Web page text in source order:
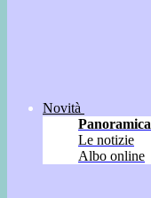
Novità
Panoramica
Le notizie
Albo online